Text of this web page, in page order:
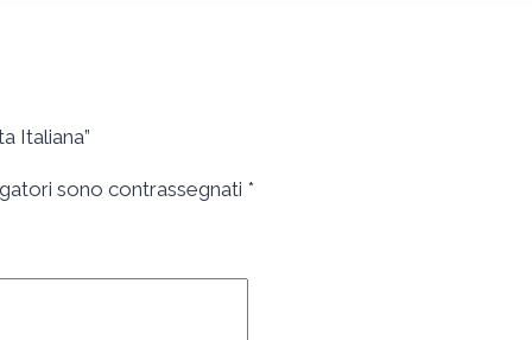
Italiana”
sono contrassegnati *